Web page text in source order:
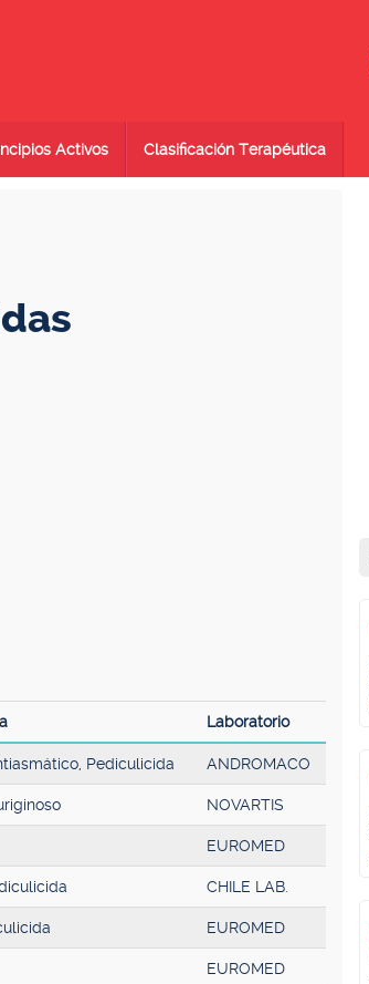
Activos Clasificación Terapéutica
Laboratorio
Pediculicida ANDROMACO
NOVARTIS
EUROMED
CHILE LAB.
EUROMED
EUROMED